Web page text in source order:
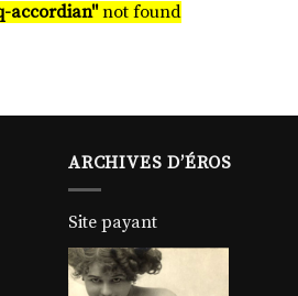
accordian"not found
ARCHIVES D’ÉROS
Site payant